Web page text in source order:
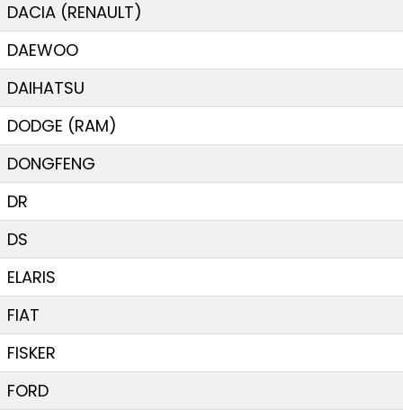
DACIA (RENAULT)
DAEWOO
DAIHATSU
DODGE (RAM)
DONGFENG
DR
DS
ELARIS
FIAT
FISKER
FORD